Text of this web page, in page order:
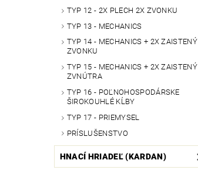
TYP 12 - 2X PLECH 2X ZVONKU
TYP 13 - MECHANICS
TYP 14 - MECHANICS + 2X ZAISTENÝ
ZVONKU
TYP 15 - MECHANICS + 2X ZAISTENÝ
ZVNÚTRA
TYP 16 - POĽNOHOSPODÁRSKE
ŠIROKOUHLÉ KĹBY
TYP 17 - PRIEMYSEL
PRÍSLUŠENSTVO
HNACÍ HRIADEĽ (KARDAN)